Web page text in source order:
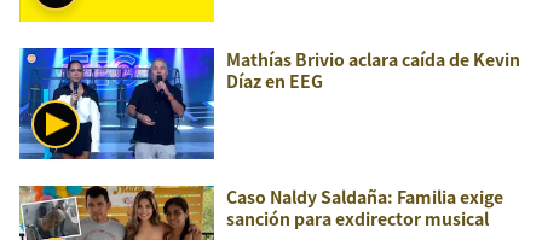
Mathías Brivio aclara caída de Kevin
Díaz en EEG
Caso Naldy Saldaña: Familia exige
sanción para exdirector musical